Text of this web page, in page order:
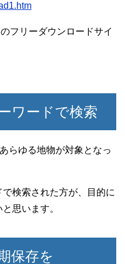
フリーダウンロードサイ
ワードで検索
らゆる地物が対象となっ
検索された方が、目的に
思います。
保存を